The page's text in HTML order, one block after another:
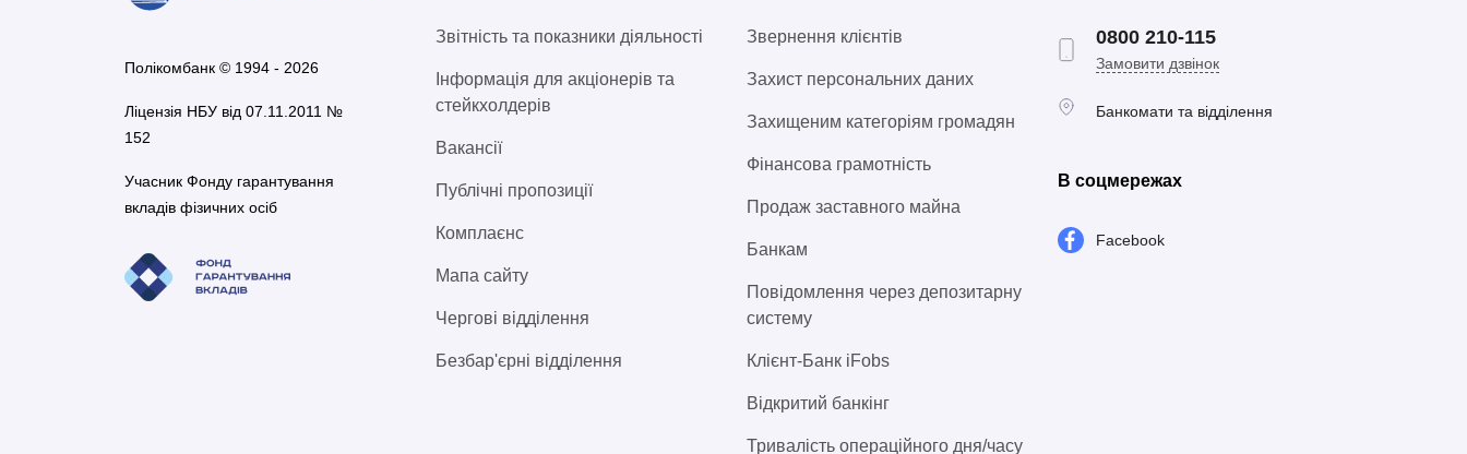
Полікомбанк © 1994 - 2026
Ліцензія НБУ від 07.11.2011 №
152
Учасник Фонду гарантування
вкладів фізичних осіб
Звітність та показники діяльності
Інформація для акціонерів та
стейкхолдерів
Вакансії
Публічні пропозиції
Комплаєнс
Мапа сайту
Чергові відділення
Безбар'єрні відділення
Звернення клієнтів
Захист персональних даних
Захищеним категоріям громадян
Фінансова грамотність
Продаж заставного майна
Банкам
Повідомлення через депозитарну
систему
Клієнт-Банк iFobs
Відкритий банкінг
Тривалість операційного дня/часу
0800 210-115
Замовити дзвінок
Банкомати та відділення
В соцмережах
Facebook